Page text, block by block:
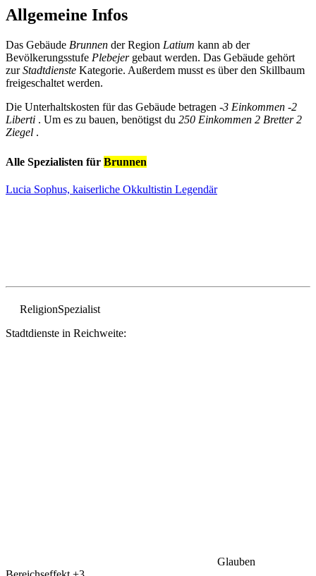
Allgemeine Infos
Das Gebäude Brunnen der Region Latium kann ab der
Bevölkerungsstufe Plebejergebaut werden. Das Gebäude gehört
zurStadtdienste Kategorie. Außerdem musst es über den Skillbaum
freigeschaltet werden.
Die Unterhaltskosten für das Gebäude betragen -3 Einkommen -2
Liberti . Um es zu bauen, benötigst du 250 Einkommen 2 Bretter 2
Ziegel .
Alle Spezialisten für Brunnen
Lucia Sophus, kaiserliche Okkultistin Legendär
ReligionSpezialist
Stadtdienste in Reichweite:
Glauben